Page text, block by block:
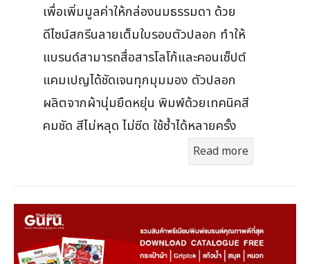
เพื่อเพิ่มมูลค่าให้กล่องนมธรรมดา ด้วย
ดีไซน์สกรีนลายเต็มใบรอบตัวปลอก ทำให้
แบรนด์สามารถสื่อสารโลโก้และคอนเซ็ปต์
แคมเปญได้ชัดเจนทุกมุมมอง ตัวปลอก
ผลิตจากผ้านุ่มยืดหยุ่น พิมพ์ด้วยเทคนิคสี
คมชัด สีไม่หลุด ไม่ซีด ใช้ซ้ำได้หลายครั้ง
Read more